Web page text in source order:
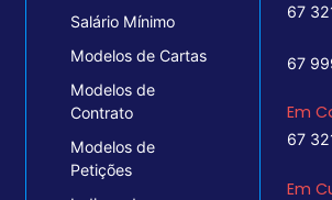
Salário Mínimo
Modelos de Cartas
Modelos de
Contrato
Modelos de
Petições
67
67
Em
67
Em